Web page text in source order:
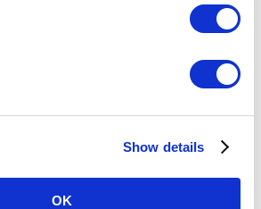
Show details
OK
价和换乘
路直接連結的車站及共用車站的搭乘人次不列入